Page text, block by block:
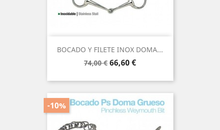
BOCADO Y FILETE INOX DOMA...
Precio
74,00 € Precio
66,60 €
-10%